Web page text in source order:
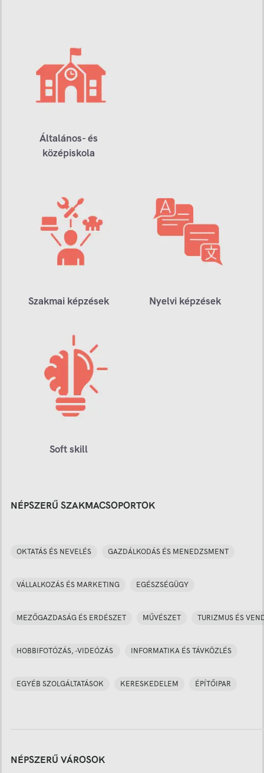
Általános- és
középiskola
Szakmai képzések Nyelvi képzések
Soft skill
NÉPSZERŰ SZAKMACSOPORTOK
OKTATÁS ÉS NEVELÉS GAZDÁLKODÁS ÉS MENEDZSMENT
VÁLLALKOZÁS ÉS MARKETING EGÉSZSÉGÜGY
MEZŐGAZDASÁG ÉS ERDÉSZET MŰVÉSZET TURIZMUS ÉS
HOBBIFOTÓZÁS, -VIDEÓZÁS INFORMATIKA ÉS TÁVKÖZLÉS
EGYÉB SZOLGÁLTATÁSOK KERESKEDELEM ÉPÍTŐIPAR
NÉPSZERŰ VÁROSOK